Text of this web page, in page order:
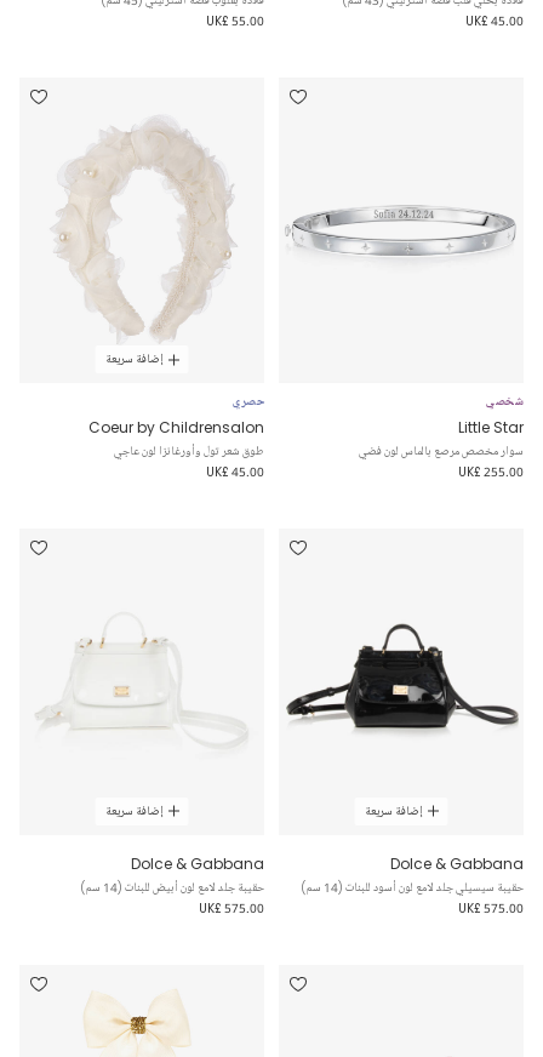
UK£ 45.00
UK£ 55.00
شخصي
Little Star
سوار مخصص مرصع بالماس لون فضي
UK£ 255.00
إضافة سريعة
حصري
Coeur by Childrensalon
طوق شعر تول وأورغانزا لون عاجي
UK£ 45.00
إضافة سريعة
Dolce & Gabbana
حقيبة سيسيلي جلد لامع لون أسود للبنات (14 سم)
UK£ 575.00
إضافة سريعة
Dolce & Gabbana
حقيبة جلد لامع لون أبيض للبنات (14 سم)
UK£ 575.00